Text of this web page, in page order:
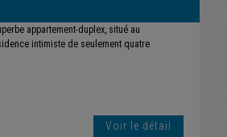
appartement-duplex, situé au
intimiste de seulement quatre
Voir le détail